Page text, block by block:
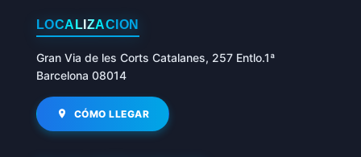
LOCALIZACIÓN
Gran Via de les Corts Catalanes, 257 Entlo.1ª
Barcelona 08014
CÓMO LLEGAR